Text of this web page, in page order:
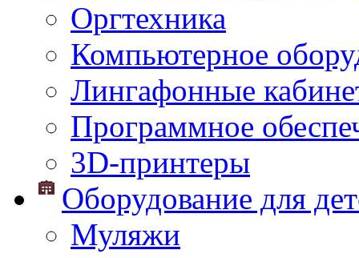
Оргтехника
Компьютерное
Лингафонные
Программное
3D-принтеры
Оборудование для
Муляжи